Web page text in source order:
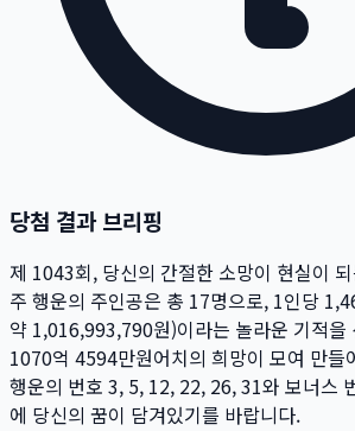
당첨 결과 브리핑
제 1043회, 당신의 간절한 소망이 현실이
주 행운의 주인공은 총 17명으로, 1인당
약 1,016,993,790원)이라는 놀라운 기적을
1070억 4594만원어치의 희망이 모여 만들
행운의 번호 3, 5, 12, 22, 26, 31와 보너스
에 당신의 꿈이 담겨있기를 바랍니다.